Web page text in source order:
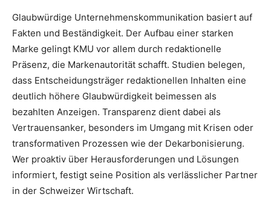
Glaubwürdige Unternehmenskommunikation basiert auf
Fakten und Beständigkeit. Der Aufbau einer starken
Marke gelingt KMU vor allem durch redaktionelle
Präsenz, die Markenautorität schafft. Studien belegen,
dass Entscheidungsträger redaktionellen Inhalten eine
deutlich höhere Glaubwürdigkeit beimessen als
bezahlten Anzeigen. Transparenz dient dabei als
Vertrauensanker, besonders im Umgang mit Krisen oder
transformativen Prozessen wie der Dekarbonisierung.
Wer proaktiv über Herausforderungen und Lösungen
informiert, festigt seine Position als verlässlicher Partner
in der Schweizer Wirtschaft.